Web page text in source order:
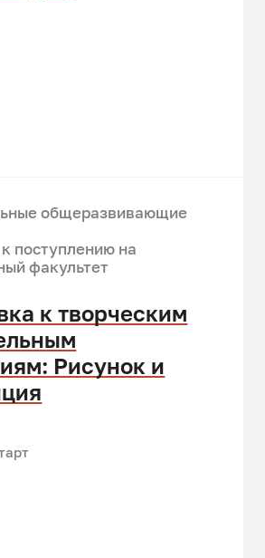
общеразвивающие
поступлению на
факультет
к творческим
Рисунок и